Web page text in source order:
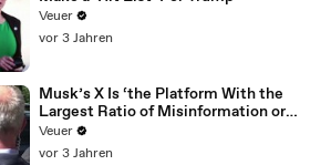
Veuer
vor 3 Jahren
Musk’s X Is ‘the Platform With the
Largest Ratio of Misinformation or
Disinformation’ Amongst All Social
Media Platforms
Veuer
vor 3 Jahren